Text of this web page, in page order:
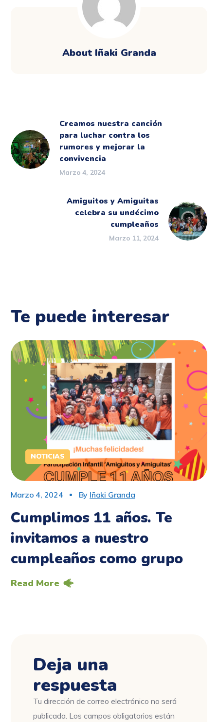
About Iñaki Granda
Creamos nuestra canción
para luchar contra los
rumores y mejorar la
convivencia
Marzo 4, 2024
Amiguitos y Amiguitas
celebra su undécimo
cumpleaños
Marzo 11, 2024
Te puede interesar
NOTICIAS
Marzo 4, 2024 By Iñaki Granda
Cumplimos 11 años. Te
invitamos a nuestro
cumpleaños como grupo
Read More
Deja una
respuesta
Tu dirección de correo electrónico no será
publicada. Los campos obligatorios están